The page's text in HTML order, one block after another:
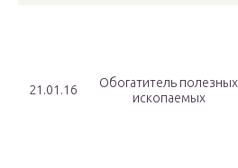
21.01.16
Обогатитель полезных
ископаемых